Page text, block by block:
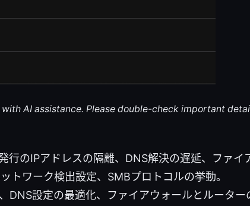
AI assistance. Please double-check important
行のIPアドレスの隔離、DNS解決の遅延、ファイ
トワーク検出設定、SMBプロトコルの挙動。
DNS設定の最適化、ファイアウォールとルーター